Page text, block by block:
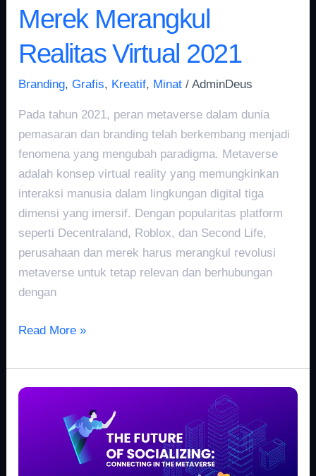
Merek Merangkul
Realitas Virtual 2021
Branding,Grafis, Kreatif, Minat /AdminDeus
Pada tahun 2021, peran metaverse dalam dunia
pemasaran dan branding telah berkembang menjadi
fenomena yang mengubah paradigma. Metaverse
adalah konsep virtual reality yang memungkinkan
interaksi manusia dalam lingkungan digital tiga
dimensi yang imersif. Dengan popularitas platform
seperti Decentraland, Roblox, dan Second Life,
perusahaan dan merek harus merangkul revolusi
metaverse untuk tetap relevan dan berhubungan
dengan
Read More »
Bersosialisasi
Metaverse: